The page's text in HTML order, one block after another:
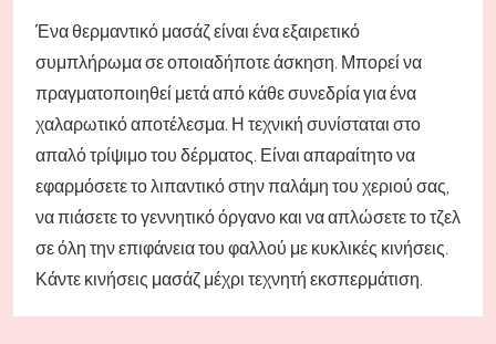
Ένα θερμαντικό μασάζ είναι ένα εξαιρετικό
συμπλήρωμα σε οποιαδήποτε άσκηση. Μπορεί να
πραγματοποιηθεί μετά από κάθε συνεδρία για ένα
χαλαρωτικό αποτέλεσμα. Η τεχνική συνίσταται στο
απαλό τρίψιμο του δέρματος. Είναι απαραίτητο να
εφαρμόσετε το λιπαντικό στην παλάμη του χεριού σας,
να πιάσετε το γεννητικό όργανο και να απλώσετε το τζελ
σε όλη την επιφάνεια του φαλλού με κυκλικές κινήσεις.
Κάντε κινήσεις μασάζ μέχρι τεχνητή εκσπερμάτιση.